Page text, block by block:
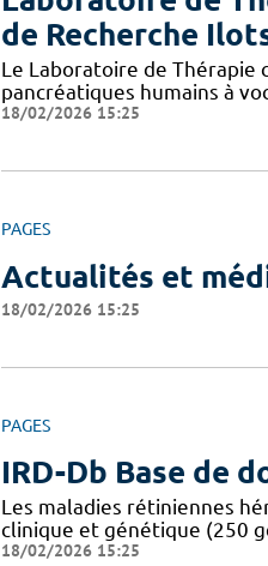
de Recherche
Le Laboratoire de Thérapie
pancréatiques humains à
18/02/2026 15:25
PAGES
Actualités et
18/02/2026 15:25
PAGES
IRD-Db Base de
Les maladies rétiniennes
clinique et génétique (250
18/02/2026 15:25